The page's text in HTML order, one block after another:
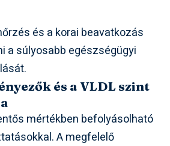
és a korai beavatkozás
a súlyosabb egészségügyi
és a VLDL szint
mértékben befolyásolható
A megfelelő